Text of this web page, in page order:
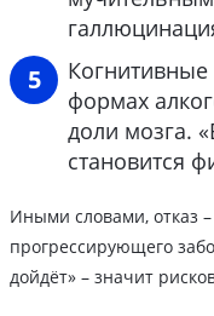
формах
доли мозга.
становится
Иными словами, отказ
прогрессирующего
дойдёт» – значит